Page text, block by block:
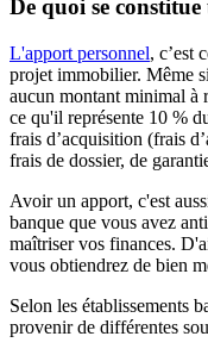
De quoi se
L'apport personnel, c’est
projet immobilier. Même
aucun montant minimal à
ce qu'il représente 10 %
frais d’acquisition (frais
frais de dossier, de
Avoir un apport, c'est
banque que vous avez
maîtriser vos finances.
vous obtiendrez de bien
Selon les établissements
provenir de différentes